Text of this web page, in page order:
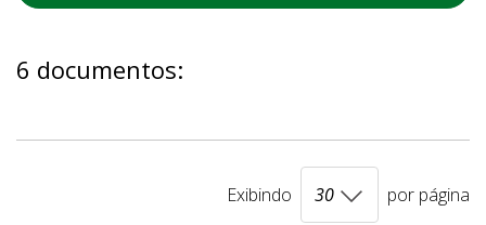
6 documentos:
Exibindo por página